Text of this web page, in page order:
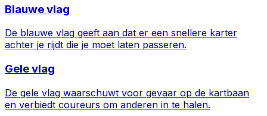
Blauwe vlag
De blauwe vlag geeft aan dat er een snellere karter
achter je rijdt die je moet laten passeren.
Gele vlag
De gele vlag waarschuwt voor gevaar op de kartbaan
en verbiedt coureurs om anderen in te halen.